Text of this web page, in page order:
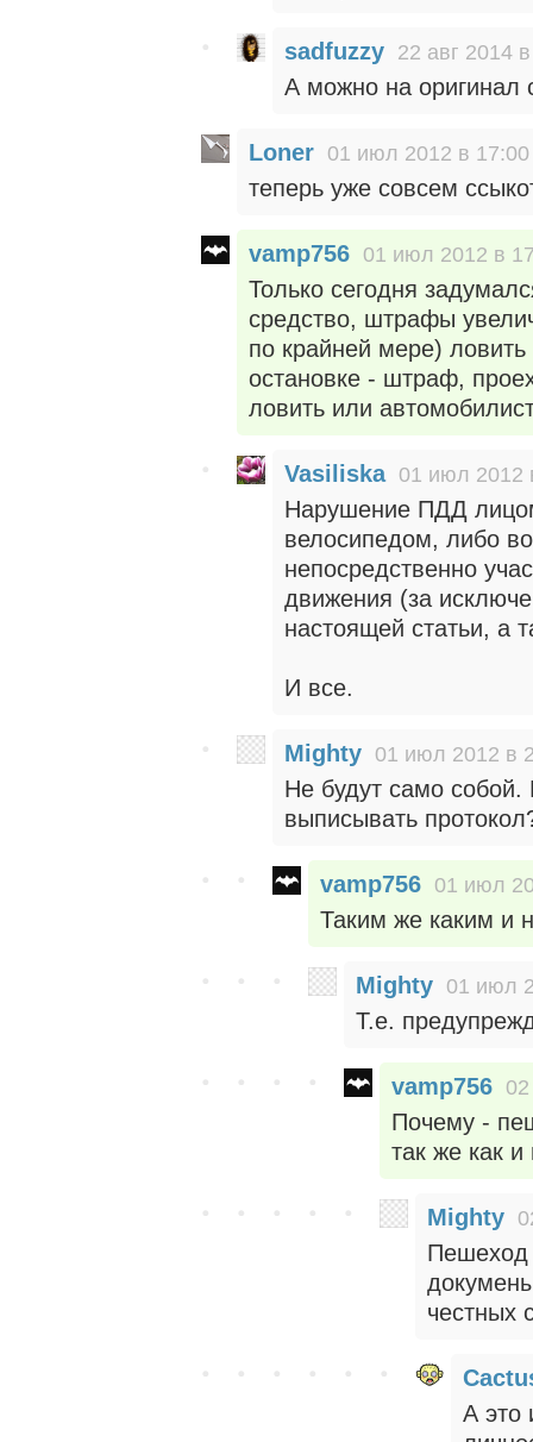
sadfuzzy 22 авг 2014
А можно на оригинал
Loner 01 июл 2012 в 17:00
теперь уже совсем
vamp756 01 июл 2012 в
Только сегодня
средство, штрафы
по крайней мере)
остановке - штраф,
ловить или
Vasiliska 01 июл 2012
Нарушение ПДД
велосипедом, либо
непосредственно
движения (за
настоящей статьи, а
И все.
Mighty 01 июл 2012 в
Не будут само собой.
выписывать
vamp756 01 июл
Таким же каким и
Mighty 01 июл
Т.е.
vamp756
Почему -
так же как
Mighty
Пешеход
честных
А это